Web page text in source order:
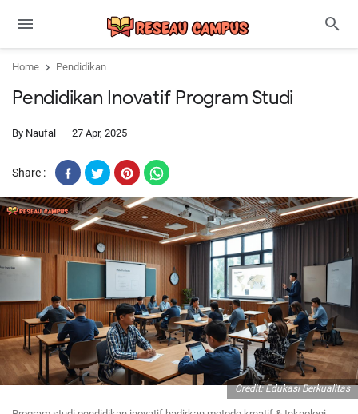
Home Pendidikan
Pendidikan Inovatif Program Studi
By Naufal 27 Apr, 2025
Share :
Credit: Edukasi Berkualitas